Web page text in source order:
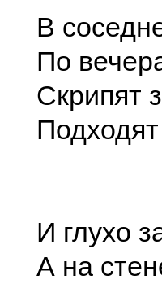
В
По
Скрипят
И глухо
А на